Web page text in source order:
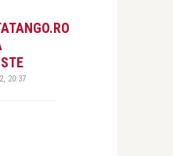
20:37